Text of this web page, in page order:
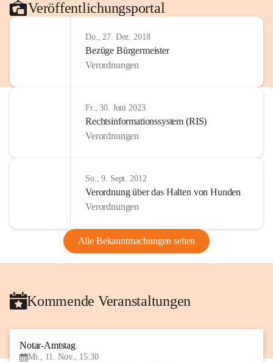
Veröffentlichungsportal
Do., 27. Dez. 2018
Bezüge Bürgermeister
Verordnungen
Fr., 30. Juni 2023
Rechtsinformationssystem (RIS)
Verordnungen
So., 9. Sept. 2012
Verordnung über das Halten von Hunden
Verordnungen
Alle Bekanntmachungen sehen
Kommende Veranstaltungen
Notar-Amtstag
Mi., 11. Nov., 15:30